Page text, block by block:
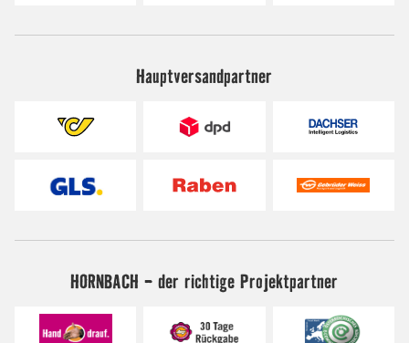
Hauptversandpartner
HORNBACH - der richtige Projektpartner